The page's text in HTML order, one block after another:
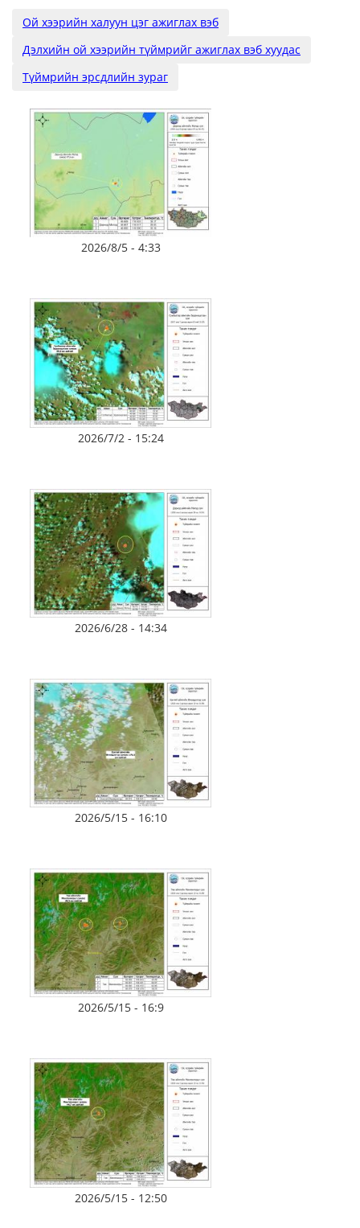
Ой хээрийн халуун цэг ажиглах вэб
Дэлхийн ой хээрийн түймрийг ажиглах вэб хуудас
Түймрийн эрсдлийн зураг
2026/8/5 - 4:33
2026/7/2 - 15:24
2026/6/28 - 14:34
2026/5/15 - 16:10
2026/5/15 - 16:9
2026/5/15 - 12:50